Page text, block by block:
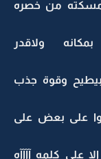
مسكته من خصره
ولاقدر
وقوة جذب
على بعض على
على كلمه آآآآه